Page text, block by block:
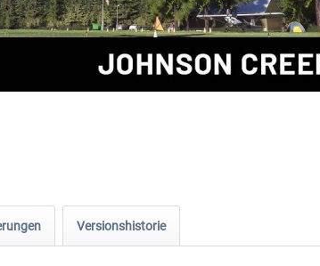
Versionshistorie